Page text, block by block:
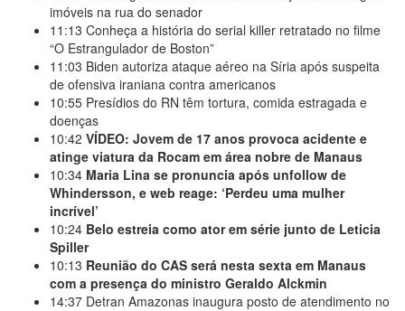
imóveis na rua do senador
11:13 Conheça a história do serial killer retratado no filme
“O Estrangulador de Boston”
11:03 Biden autoriza ataque aéreo na Síria após suspeita
de ofensiva iraniana contra americanos
10:55 Presídios do RN têm tortura, comida estragada e
doenças
10:42 VÍDEO: Jovem de 17 anos provoca acidente e
atinge viatura da Rocam em área nobre de Manaus
10:34 Maria Lina se pronuncia após unfollow de
Whindersson, e web reage: ‘Perdeu uma mulher
incrível’
10:24 Belo estreia como ator em série junto de Leticia
Spiller
10:13 Reunião do CAS será nesta sexta em Manaus
com a presença do ministro Geraldo Alckmin
14:37 Detran Amazonas inaugura posto de atendimento no